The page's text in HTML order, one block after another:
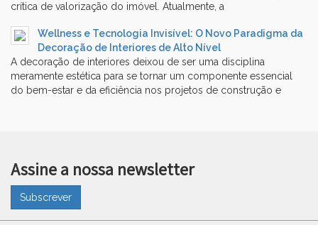
crítica de valorização do imóvel. Atualmente, a
Wellness e Tecnologia Invisível: O Novo Paradigma da
Decoração de Interiores de Alto Nível
A decoração de interiores deixou de ser uma disciplina
meramente estética para se tornar um componente essencial
do bem-estar e da eficiência nos projetos de construção e
Assine a nossa newsletter
Subscrever